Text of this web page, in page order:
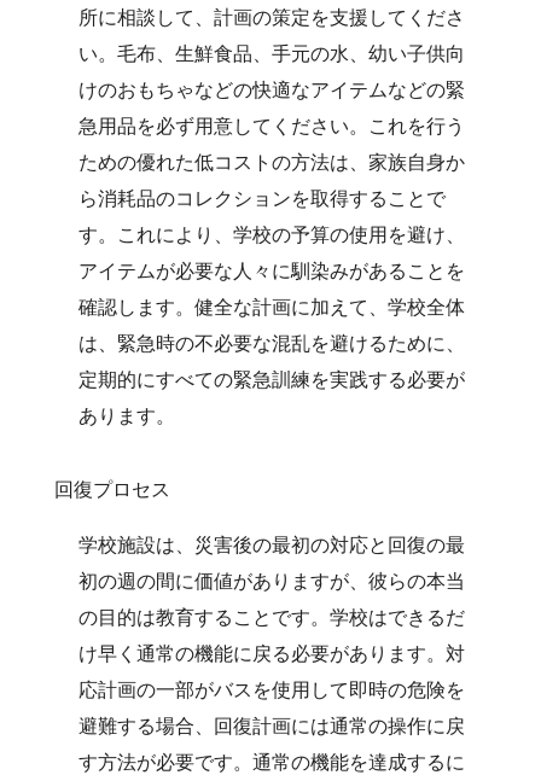
所に相談して、計画の策定を支援してくださ
い。毛布、生鮮食品、手元の水、幼い子供向
けのおもちゃなどの快適なアイテムなどの緊
急用品を必ず用意してください。これを行う
ための優れた低コストの方法は、家族自身か
ら消耗品のコレクションを取得することで
す。これにより、学校の予算の使用を避け、
アイテムが必要な人々に馴染みがあることを
確認します。健全な計画に加えて、学校全体
は、緊急時の不必要な混乱を避けるために、
定期的にすべての緊急訓練を実践する必要が
あります。
回復プロセス
学校施設は、災害後の最初の対応と回復の最
初の週の間に価値がありますが、彼らの本当
の目的は教育することです。学校はできるだ
け早く通常の機能に戻る必要があります。対
応計画の一部がバスを使用して即時の危険を
避難する場合、回復計画には通常の操作に戻
す方法が必要です。通常の機能を達成するに